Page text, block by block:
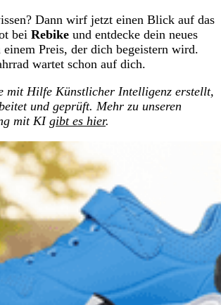
Dann wirf jetzt einen Blick auf das
bei Rebike und entdecke dein neues
Preis, der dich begeistern wird.
wartet schon auf dich.
mit Hilfe Künstlicher Intelligenz erstellt,
und geprüft. Mehr zu unseren
mit KI gibt es hier.